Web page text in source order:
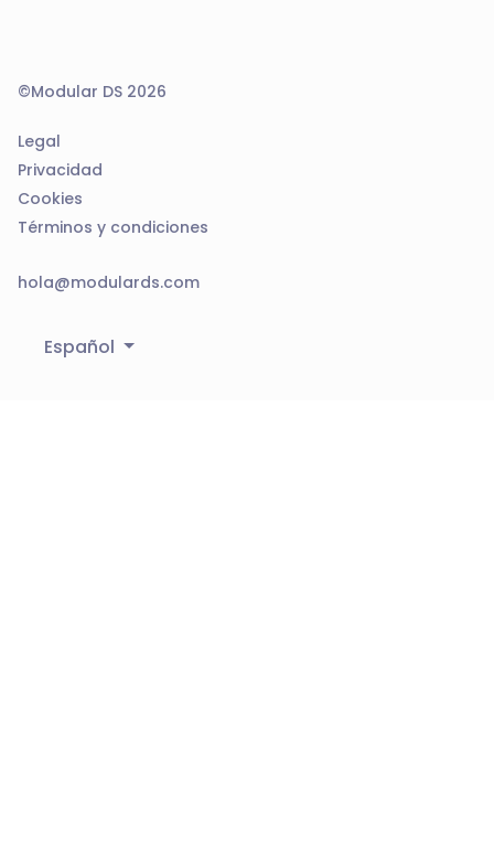
©Modular DS 2026
Legal
Privacidad
Cookies
Términos y condiciones
hola@modulards.com
Español